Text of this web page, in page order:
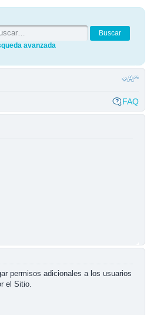
avanzada
FAQ
permisos adicionales a los usuarios
el Sitio.